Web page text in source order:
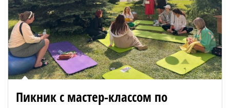
Пикник с мастер-классом по